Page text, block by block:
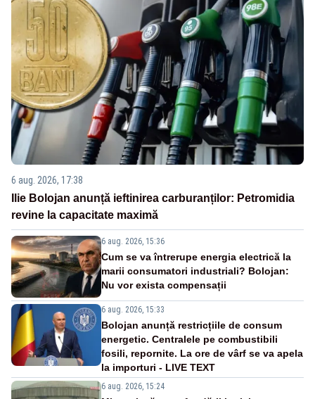
6 aug. 2026, 17:38
Ilie Bolojan anunță ieftinirea carburanților: Petromidia
revine la capacitate maximă
6 aug. 2026, 15:36
Cum se va întrerupe energia electrică la
marii consumatori industriali? Bolojan:
Nu vor exista compensații
6 aug. 2026, 15:33
Bolojan anunță restricțiile de consum
energetic. Centralele pe combustibili
fosili, repornite. La ore de vârf se va apela
la importuri - LIVE TEXT
6 aug. 2026, 15:24